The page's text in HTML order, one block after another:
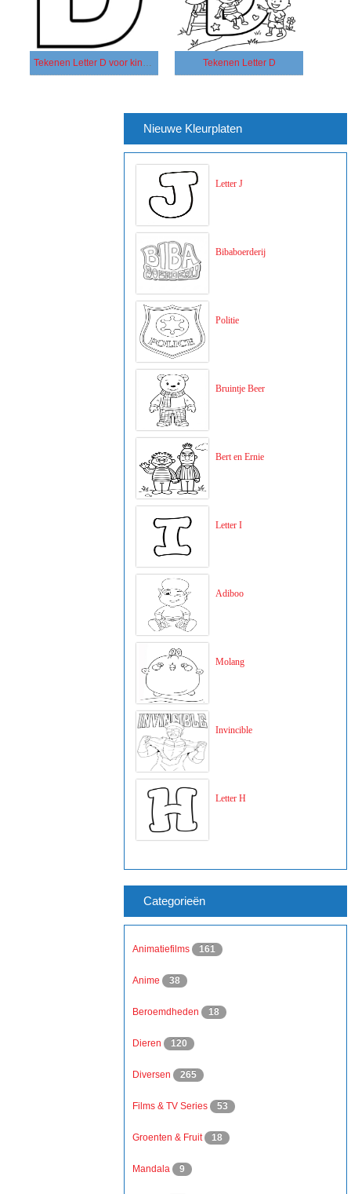
Tekenen Letter D voor kinderen Tekenen Letter D
Nieuwe Kleurplaten
Letter J
Bibaboerderij
Politie
Bruintje Beer
Bert en Ernie
Letter I
Adiboo
Molang
Invincible
Letter H
Categorieën
Animatiefilms 161
Anime 38
Beroemdheden 18
Dieren 120
Diversen 265
Films & TV Series 53
Groenten & Fruit 18
Mandala 9